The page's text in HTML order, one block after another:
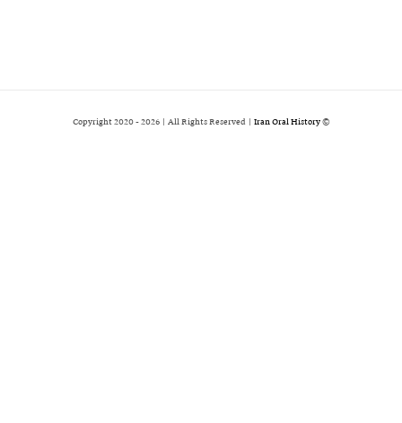
© Copyright 2020 -
2026 | All Rights Reserved | Iran Oral History